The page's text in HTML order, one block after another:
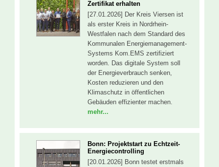
Zertifikat erhalten
[27.01.2026] Der Kreis Viersen ist
als erster Kreis in Nordrhein-
Westfalen nach dem Standard des
Kommunalen Energiemanagement-
Systems Kom.EMS zertifiziert
worden. Das digitale System soll
der Energieverbrauch senken,
Kosten reduzieren und den
Klimaschutz in öffentlichen
Gebäuden effizienter machen.
mehr...
Bonn: Projektstart zu Echtzeit-
Energiecontrolling
[20.01.2026] Bonn testet erstmals